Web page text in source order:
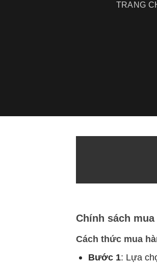
TRANG
Chính sách
Cách thức mua
Bước 1: Lựa